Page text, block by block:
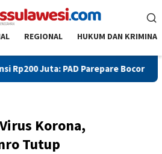
REGIONAL HUKUM DAN KRIMINAL
PAD Parepare Bocor di Pelabuhan
Korona,
Tutup